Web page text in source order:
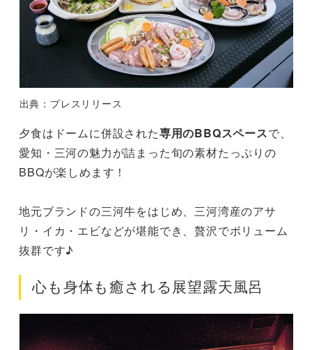
出典：プレスリリース
夕食はドームに併設された専用のBBQスペースで、
愛知・三河の魅力が詰まった旬の素材たっぷりの
BBQが楽しめます！
地元ブランドの三河牛をはじめ、三河湾産のアサ
リ・イカ・エビなどが堪能でき、贅沢でボリューム
抜群です♪
心も身体も癒される展望露天風呂